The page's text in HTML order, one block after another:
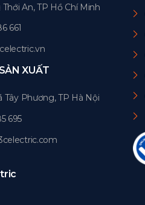
An, TP Hồ Chí Minh
661
XUẤT
Tây Phương, TP Hà Nội
695